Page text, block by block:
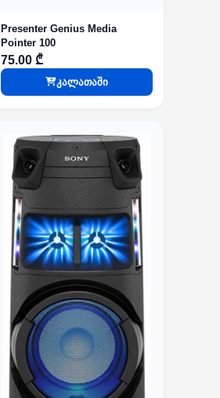
Presenter Genius Media
Pointer 100
75.00 ₾
კალათაში